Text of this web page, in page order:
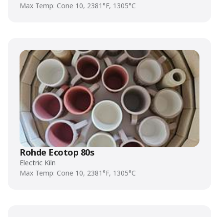
Max Temp: Cone 10, 2381°F, 1305°C
Rohde Ecotop 80s
Electric Kiln
Max Temp: Cone 10, 2381°F, 1305°C